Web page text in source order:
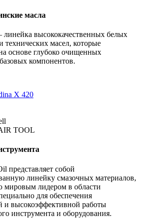
масла
высококачественных белых
технических масел, которые
основе глубоко очищенных
компонентов.
X 420
представляет собой
линейку смазочных материалов,
мировым лидером в области
для обеспечения
и высокоэффективной работы
инструмента и оборудования.